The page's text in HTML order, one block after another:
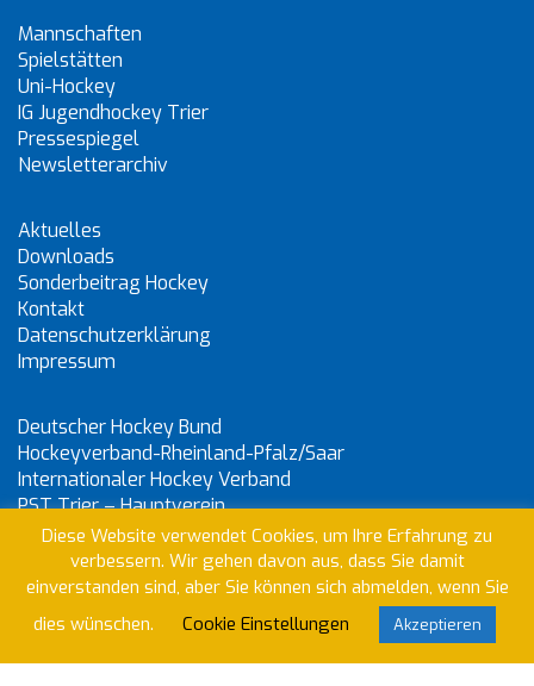
Mannschaften
Spielstätten
Uni-Hockey
IG Jugendhockey Trier
Pressespiegel
Newsletterarchiv
Aktuelles
Downloads
Sonderbeitrag Hockey
Kontakt
Datenschutzerklärung
Impressum
Deutscher Hockey Bund
Hockeyverband-Rheinland-Pfalz/Saar
Internationaler Hockey Verband
PST Trier – Hauptverein
Diese Website verwendet Cookies, um Ihre Erfahrung zu
verbessern. Wir gehen davon aus, dass Sie damit
einverstanden sind, aber Sie können sich abmelden, wenn Sie
dies wünschen.
Cookie Einstellungen Akzeptieren